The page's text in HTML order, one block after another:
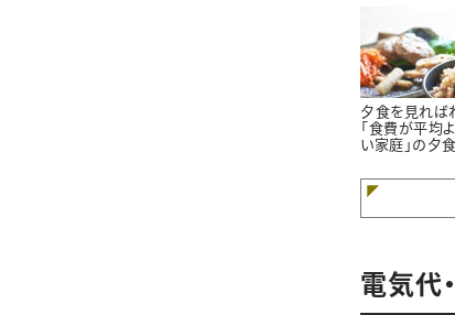
夕食を見れば
「食費が平均
い家庭」の夕
電気代